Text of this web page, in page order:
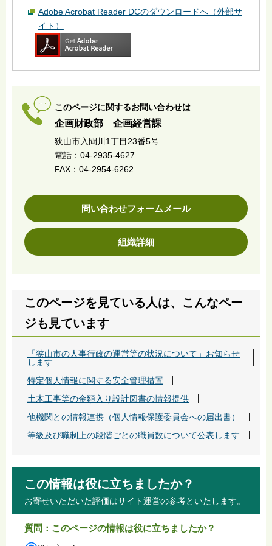
Adobe Acrobat Reader DCのダウンロードへ（外部サ
イト）
このページに関するお問い合わせは
企画財政部 企画経営課
狭山市入間川1丁目23番5号
電話：04-2935-4627
FAX：04-2954-6262
問い合わせフォームメール
組織詳細
このページを見ている人は、こんなペー
ジも見ています
「狭山市の人事行政の運営等の状況について」お知らせ
します
特定個人情報に関する安全管理措置
土木工事等の金額入り設計図書の情報提供
他機関との情報連携（個人情報保護委員会への届出書）
等級及び職制上の段階ごとの職員数について公表します
この情報は役に立ちましたか？
お寄せいただいた評価はサイト運営の参考といたします。
質問：このページの情報は役に立ちましたか？